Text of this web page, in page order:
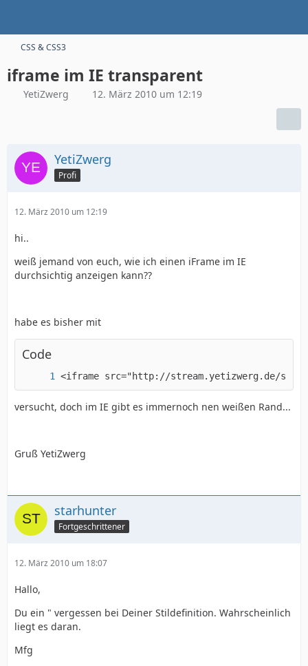
CSS & CSS3
iframe im IE transparent
YetiZwerg 12. März 2010 um 12:19
YetiZwerg
Profi
12. März 2010 um 12:19
hi..
weiß jemand von euch, wie ich einen iFrame im IE
durchsichtig anzeigen kann??
habe es bisher mit
Code
<iframe src="http://stream.yetizwerg.de/
versucht, doch im IE gibt es immernoch nen weißen Rand...
Gruß YetiZwerg
starhunter
Fortgeschrittener
12. März 2010 um 18:07
Hallo,
Du ein " vergessen bei Deiner Stildefinition. Wahrscheinlich
liegt es daran.
Mfg